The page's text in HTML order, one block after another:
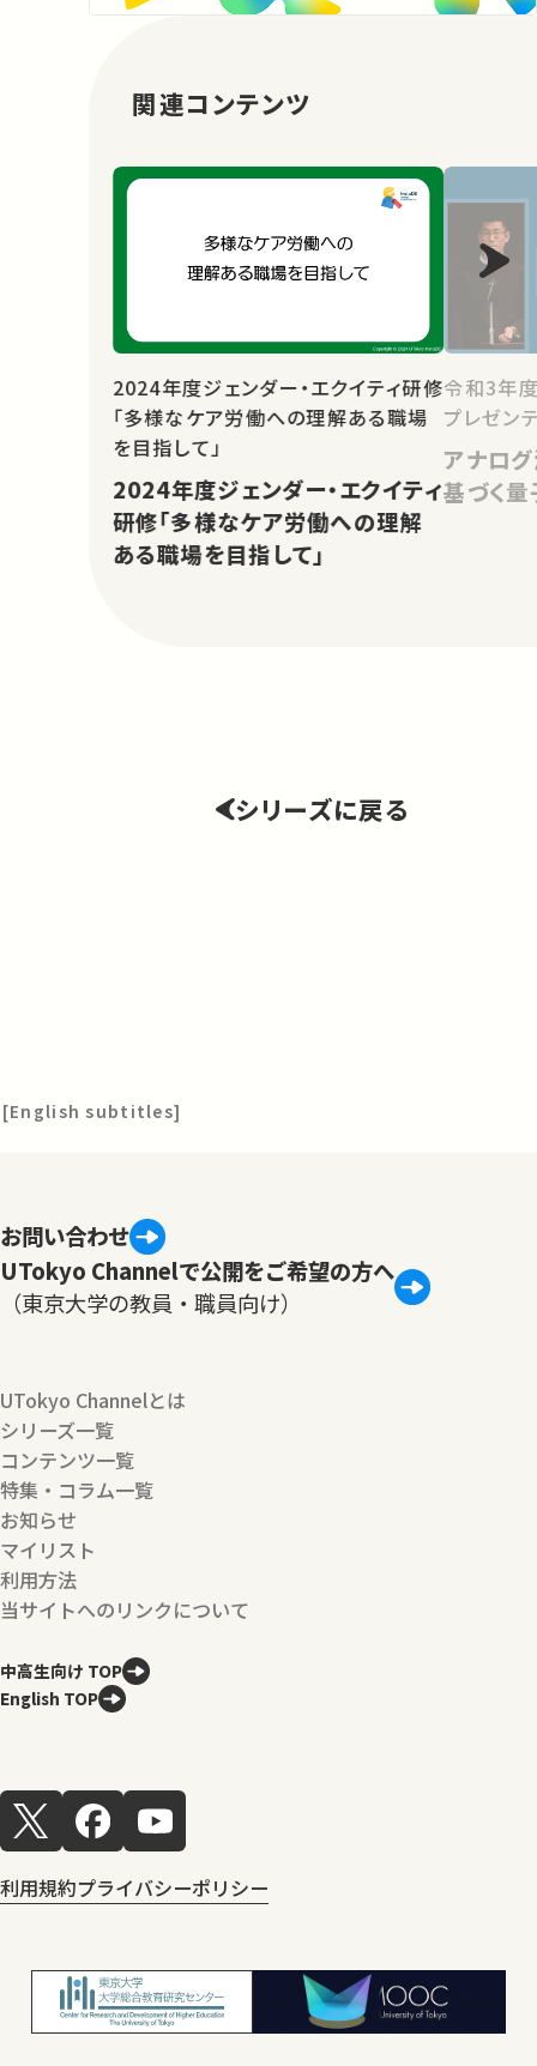
関連コンテンツ
2024年度ジェンダー・エクイティ研修
「多様なケア労働への理解ある職場
を目指して」
2024年度ジェンダー・エクイティ
研修「多様なケア労働への理解
ある職場を目指して」
令和3年
プレゼン
アナロ
基づく
シリーズに戻る
subtitles]
お問い合わせ
UTokyo Channelで公開をご希望の方へ
（東京大学の教員・職員向け）
UTokyo Channelとは
シリーズ一覧
コンテンツ一覧
特集・コラム一覧
お知らせ
マイリスト
利用方法
当サイトへのリンクについて
中高生向け TOP
English TOP
利用規約プライバシーポリシー